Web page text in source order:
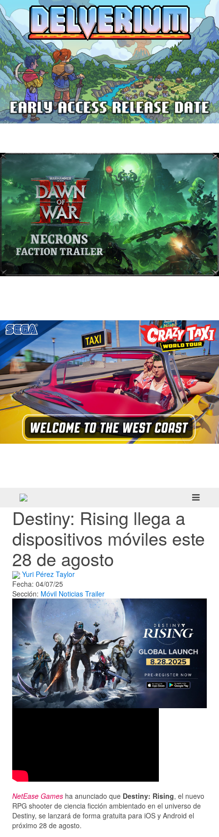
Destiny: Rising llega a
dispositivos móviles este
28 de agosto
Yuri Pérez Taylor
Fecha: 04/07/25
Sección: Móvil Noticias Trailer
NetEase Games ha anunciado que Destiny: Rising, el nuevo
RPG shooter de ciencia ficción ambientado en el universo de
Destiny, se lanzará de forma gratuita para iOS y Android el
próximo 28 de agosto.